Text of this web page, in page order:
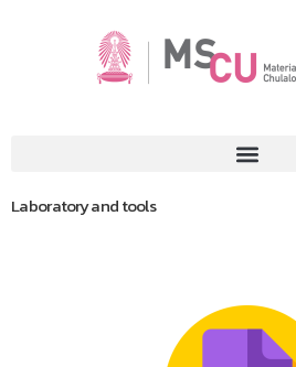
Laboratory and tools